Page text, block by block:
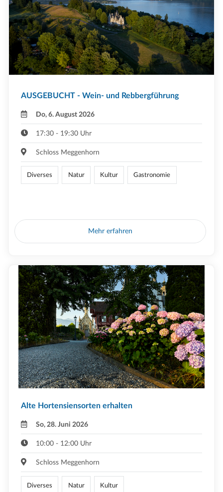
AUSGEBUCHT - Wein- und Rebbergführung
Do, 6. August 2026
17:30 - 19:30 Uhr
Schloss Meggenhorn
Diverses Natur Kultur Gastronomie
Mehr erfahren
Alte Hortensiensorten erhalten
So, 28. Juni 2026
10:00 - 12:00 Uhr
Schloss Meggenhorn
Diverses Natur Kultur